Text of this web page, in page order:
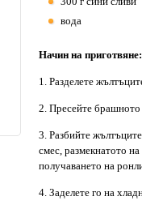
вода
Начин на приготвяне:
1. Разделете
2. Пресейте брашното
3. Разбийте
смес, размекнатото
получаването на
4. Заделете го на